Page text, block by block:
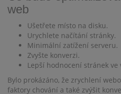
web
Ušetřete místo na disku.
Urychlete načítání stránky.
Minimální zatížení serveru.
Zvyšte konverzi.
Lepší hodnocení stránek
Bylo prokázáno, že zrychlení
faktory chování a také zvýšit